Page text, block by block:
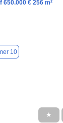
€ 256 m²
10
★